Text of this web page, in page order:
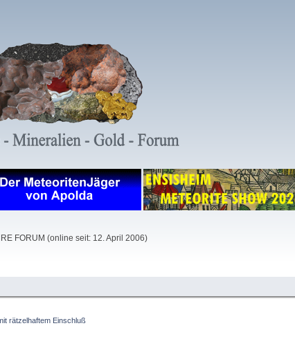
FORUM (online seit: 12. April 2006)
rätzelhaftem Einschluß